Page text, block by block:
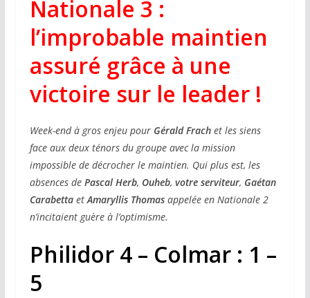
Nationale 3 :
l’improbable maintien
assuré grâce à une
victoire sur le leader !
Week-end à gros enjeu pour Gérald Frachet les siens
face aux deux ténors du groupe avec la mission
impossible de décrocher le maintien. Qui plus est, les
absences de Pascal Herb, Ouheb, votre serviteur, Gaétan
CarabettaetAmaryllis Thomasappelée en Nationale 2
n’incitaient guère à l’optimisme.
Philidor 4 – Colmar : 1 –
5